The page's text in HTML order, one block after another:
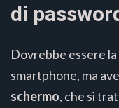
di
Dovrebbe essere
smartphone, ma
schermo, che si